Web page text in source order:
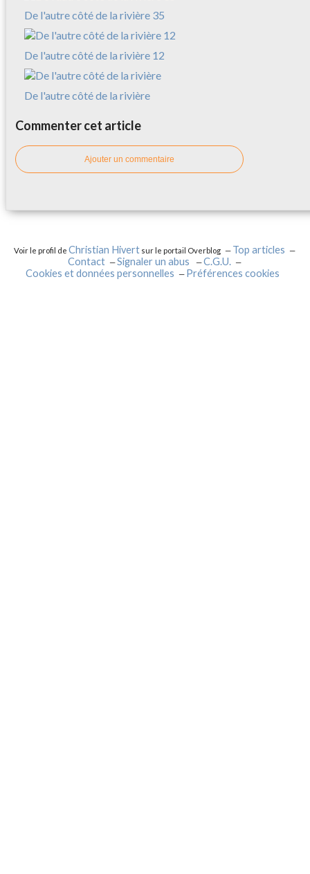
De l'autre côté de la rivière 35
De l'autre côté de la rivière 12
De l'autre côté de la rivière
Commenter cet article
Ajouter un commentaire
Voir le profil deChristian Hivert sur le portail Overblog
Top articles
Contact
Signaler un abus
C.G.U.
Cookies et données personnelles
Préférences cookies